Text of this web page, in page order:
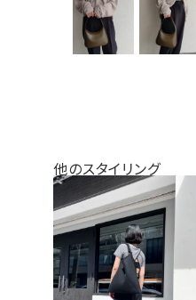
他のスタイリング